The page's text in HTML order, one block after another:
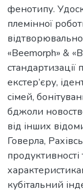
фенотипу.
племінної
«Beemorph» &
стандартизації
екстер’єру,
сімей,
бджоли
від інших
Говерла,
кубітальний